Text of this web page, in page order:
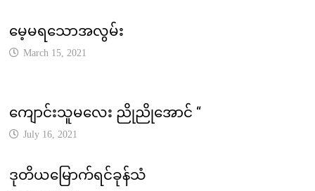
မေ့မရသောအလွမ်း
March 15, 2021
ကျောင်းသူမလေး ညိုညိုအောင် “
July 16, 2021
ဒုတိယမြောက်ရင်ခုန်သံ